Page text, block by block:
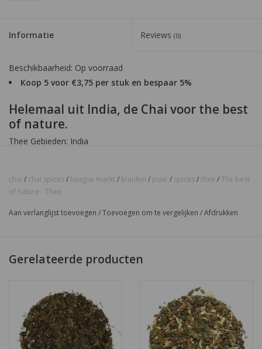
Informatie Reviews (0)
Beschikbaarheid: Op voorraad
Koop 5 voor €3,75 per stuk en bespaar 5%
Helemaal uit India, de Chai voor the best
of nature.
Thee Gebieden: India
Sterkte & Smaak: Kruidig en Cafeinevrij
Specificaties:
Verwarmend
Kaneel, gember, kruidnagel, kardemom en peper
te bereiden met gekookte melk
chai / chai spices/ haagse markt/ kruiden / puur / spices/thee /The best
of nature - Thee
Aan verlanglijst toevoegen /Toevoegen om te vergelijken /Afdrukken
Gerelateerde producten